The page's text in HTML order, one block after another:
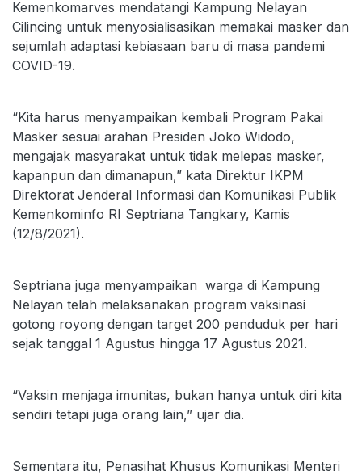
Kemenkomarves mendatangi Kampung Nelayan
Cilincing untuk menyosialisasikan memakai masker dan
sejumlah adaptasi kebiasaan baru di masa pandemi
COVID-19.
“Kita harus menyampaikan kembali Program Pakai
Masker sesuai arahan Presiden Joko Widodo,
mengajak masyarakat untuk tidak melepas masker,
kapanpun dan dimanapun,” kata Direktur IKPM
Direktorat Jenderal Informasi dan Komunikasi Publik
Kemenkominfo RI Septriana Tangkary, Kamis
(12/8/2021).
Septriana juga menyampaikan warga di Kampung
Nelayan telah melaksanakan program vaksinasi
gotong royong dengan target 200 penduduk per hari
sejak tanggal 1 Agustus hingga 17 Agustus 2021.
“Vaksin menjaga imunitas, bukan hanya untuk diri kita
sendiri tetapi juga orang lain,” ujar dia.
Sementara itu, Penasihat Khusus Komunikasi Menteri